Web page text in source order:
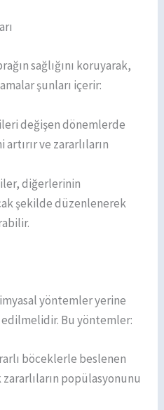
sağlığını koruyarak,
şunları içerir:
değişen dönemlerde
ve zararlıların
diğerlerinin
şekilde düzenlenerek
yöntemler yerine
Bu yöntemler:
böceklerle beslenen
popülasyonunu